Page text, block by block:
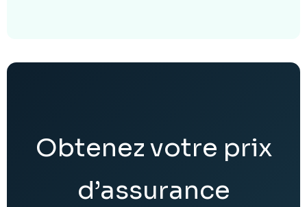
Obtenez votre prix
d’assurance